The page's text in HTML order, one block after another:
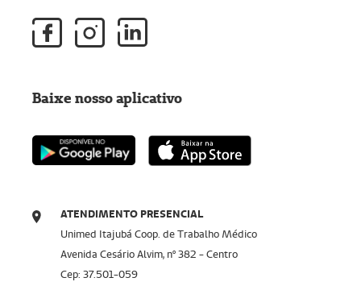
ATENDIMENTO PRESENCIAL
Unimed Itajubá Coop. de Trabalho Médico
Avenida Cesário Alvim, nº 382 - Centro
Cep: 37.501-059
Baixe nosso aplicativo